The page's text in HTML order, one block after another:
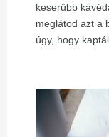
keserűbb
meglátod azt a
úgy, hogy